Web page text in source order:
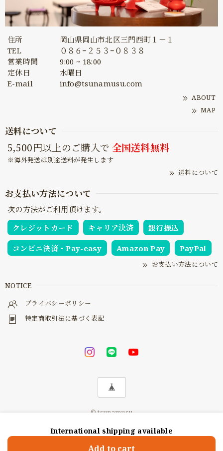
住所
岡山県岡山市北区三門西町１－１
TEL
０８６−２５３−０８３８
営業時間
9:00 ~ 18:00
定休日
水曜日
E-mail
info@tsunamusu.com
ABOUT
MAP
送料について
5,500円以上のご購入で 全国送料無料
※海外発送は別途送料が発生します
送料について
お支払い方法について
次の方法がご利用頂けます。
クレジットカード
キャリア決済 銀行振込
コンビニ決済・Pay-easy Amazon Pay PayPal
お支払い方法について
NOTICE
プライバシーポリシー
特定商取引法に基づく表記
© tsunamusu
International shipping available
Add to cart